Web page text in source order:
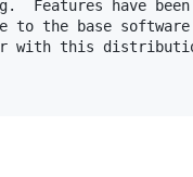
to the base